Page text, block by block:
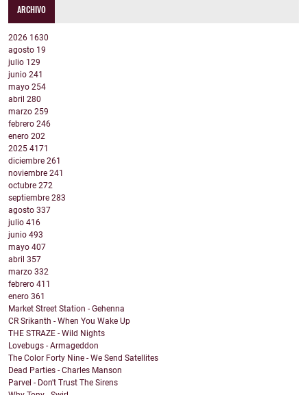
ARCHIVO
2026 1630
agosto 19
julio 129
junio 241
mayo 254
abril 280
marzo 259
febrero 246
enero 202
2025 4171
diciembre 261
noviembre 241
octubre 272
septiembre 283
agosto 337
julio 416
junio 493
mayo 407
abril 357
marzo 332
febrero 411
enero 361
Market Street Station - Gehenna
CR Srikanth - When You Wake Up
THE STRAZE - Wild Nights
Lovebugs - Armageddon
The Color Forty Nine - We Send Satellites
Dead Parties - Charles Manson
Parvel - Don't Trust The Sirens